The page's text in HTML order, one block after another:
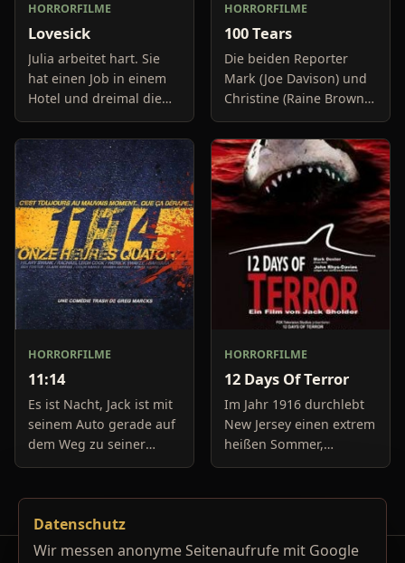
HORRORFILME
Lovesick
Julia arbeitet hart. Sie
hat einen Job in einem
Hotel und dreimal die
Woche hilft sie als
Kellnerin in einer Kneipe
aus. Und trotzdem loht
sich das Ganze nicht
HORRORFILME
100 Tears
Die beiden Reporter
Mark (Joe Davison) und
Christine (Raine Brown)
haben keine Lust mehr
auf belanglose
Boulevard-Meldungen
und befassen sich
neuerdings mit Se
HORRORFILME
11:14
Es ist Nacht, Jack ist mit
seinem Auto gerade auf
dem Weg zu seiner
Freundin, um diese
Auto springt auf 11:14h,
genau in dem Moment
fäll
HORRORFILME
12 Days Of Terror
Im Jahr 1916 durchlebt
New Jersey einen extrem
heißen Sommer,
während in Europa der
Bewohner eines kleinen
unter der
Datenschutz
Wir messen anonyme Seitenaufrufe mit Google